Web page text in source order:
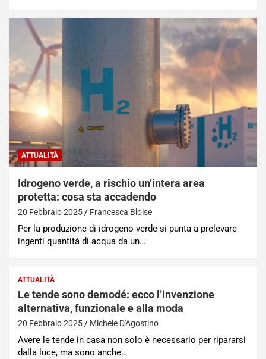
ATTUALITÀ
Idrogeno verde, a rischio un’intera area
protetta: cosa sta accadendo
20 Febbraio 2025 Francesca Bloise
Per la produzione di idrogeno verde si punta a prelevare
ingenti quantità di acqua da un…
ATTUALITÀ
Le tende sono demodé: ecco l’invenzione
alternativa, funzionale e alla moda
20 Febbraio 2025 Michele D'Agostino
Avere le tende in casa non solo è necessario per ripararsi
dalla luce, ma sono anche…